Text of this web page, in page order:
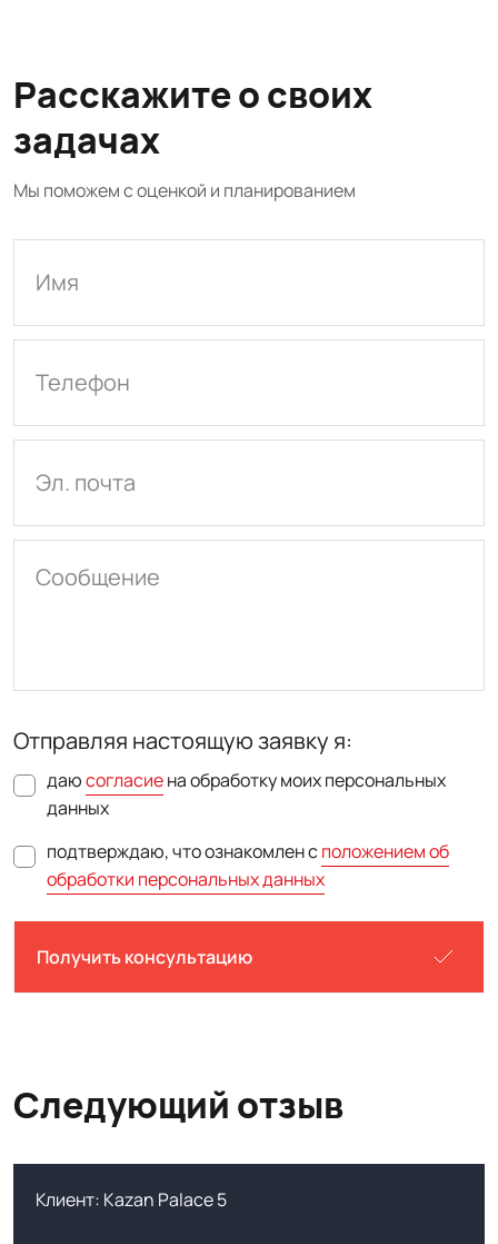
Расскажите о своих
задачах
Мы поможем с оценкой и планированием
Имя
Телефон
Эл. почта
Сообщение
Отправляя настоящую заявку я:
даюсогласиена обработку моих персональных
данных
подтверждаю, что ознакомлен сположением об
обработки персональных данных
Получить консультацию
Следующий отзыв
Клиент: Kazan Palace 5